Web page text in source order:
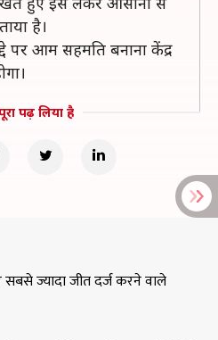
है।
पर आम सहमति बनाना केंद्र
पढ़ लिया है
ज्यादा जीत दर्ज करने वाले